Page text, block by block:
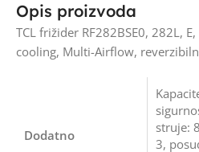
Opis proizvoda
TCL frižider RF282BSE0, 282L,
cooling, Multi-Airflow,
Dodatno
struje:
3,